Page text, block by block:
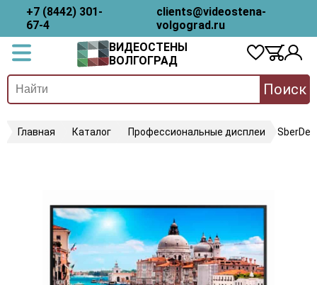
+7 (8442) 301-
67-4
clients@videostena-
volgograd.ru
ВИДЕОСТЕНЫ
ВОЛГОГРАД
Поиск
Главная Каталог Профессиональные дисплеи